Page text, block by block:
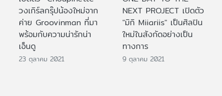
วงเกิร์ลกรุ๊ปน้องใหม่จาก
ค่าย Groovinman ที่มา
พร้อมกับความน่ารักน่า
เอ็นดู
23 ตุลาคม 2021
NEXT PROJECT เปิดตัว
"มิกิ Miiariis" เป็นศิลปิน
ใหม่ในสังกัดอย่างเป็น
ทางการ
9 ตุลาคม 2021